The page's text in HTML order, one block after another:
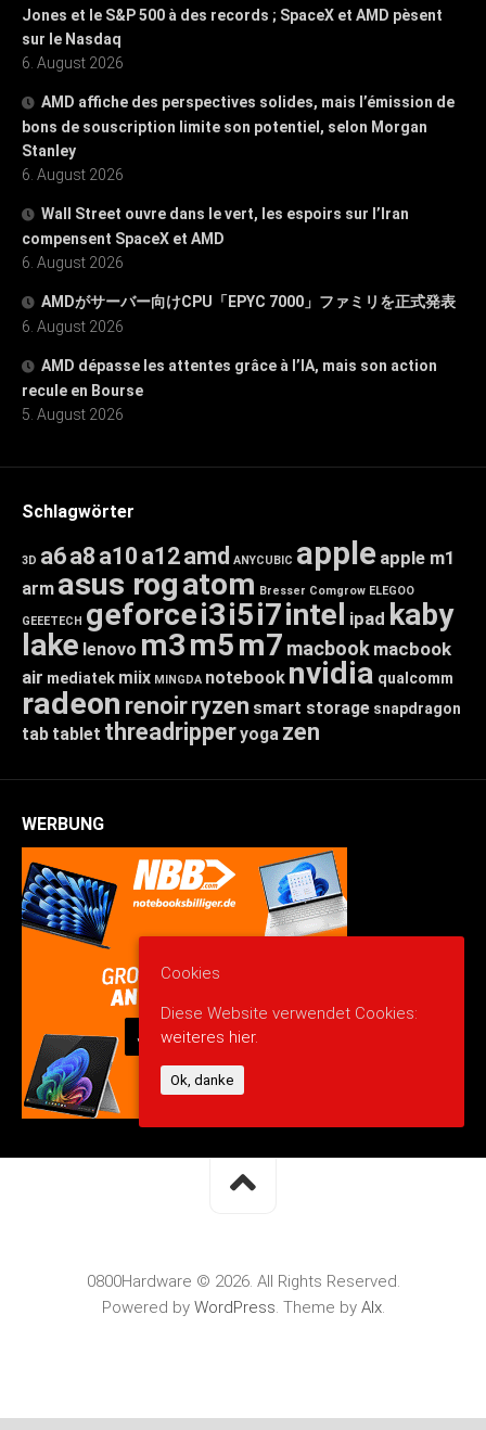
Jones et le S&P 500 à des records ; SpaceX et AMD pèsent
sur le Nasdaq
6. August 2026
AMD affiche des perspectives solides, mais l’émission de
bons de souscription limite son potentiel, selon Morgan
Stanley
6. August 2026
Wall Street ouvre dans le vert, les espoirs sur l’Iran
compensent SpaceX et AMD
6. August 2026
AMDがサーバー向けCPU「EPYC 7000」ファミリを正式発表
6. August 2026
AMD dépasse les attentes grâce à l’IA, mais son action
recule en Bourse
5. August 2026
Schlagwörter
3D a6a8 a10 a12amd ANYCUBIC apple apple m1
arm asus rogatom Bresser Comgrow ELEGOO
GEEETECH geforcei3i5i7intel ipad kaby
lake lenovo m3m5m7 macbook macbook
air mediatek miix MINGDA notebook nvidia qualcomm
radeon renoirryzen smart storage snapdragon
tab tablet threadripperyoga zen
WERBUNG
0800Hardware © 2026. All Rights Reserved.
Powered by WordPress. Theme by Alx.
Cookies
Diese Website verwendet Cookies:
weiteres hier.
Ok, danke